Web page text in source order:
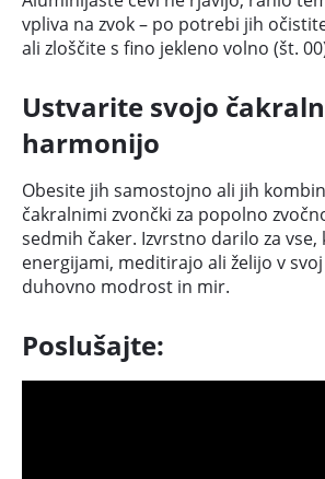
vpliva na zvok – po potrebi jih
ali zloščite s fino jekleno volno (št.
Ustvarite svojo
harmonijo
Obesite jih samostojno ali jih
čakralnimi zvončki za popolno
sedmih čaker. Izvrstno darilo za vse,
energijami, meditirajo ali želijo v
duhovno modrost in mir.
Poslušajte: